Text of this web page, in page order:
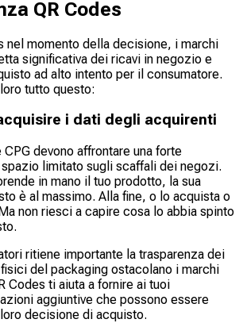
QR Codes
nel momento della decisione, i marchi
significativa dei ricavi in negozio e
ad alto intento per il consumatore.
tutto questo:
i dati degli acquirenti
devono affrontare una forte
limitato sugli scaffali dei negozi.
in mano il tuo prodotto, la sua
è al massimo. Alla fine, o lo acquista o
non riesci a capire cosa lo abbia spinto
ritiene importante la trasparenza dei
del packaging ostacolano i marchi
Codes ti aiuta a fornire ai tuoi
aggiuntive che possono essere
decisione di acquisto.